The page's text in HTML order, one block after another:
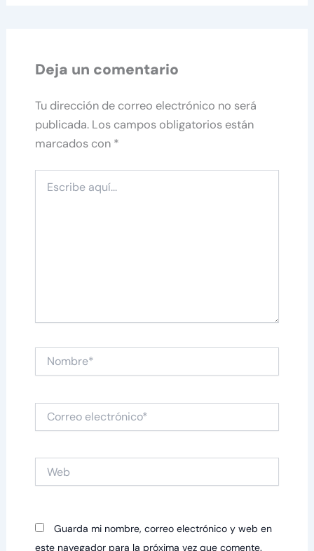
Deja un comentario
Tu dirección de correo electrónico no será
publicada. Los campos obligatorios están
marcados con *
aquí...
Nombre*
Correo
electrónico*
Guarda mi nombre, correo electrónico y web en
este navegador para la próxima vez que comente.